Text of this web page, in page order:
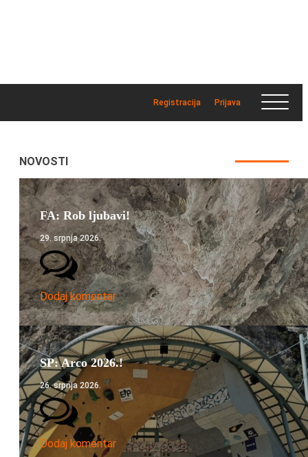
Registracija Prijava
NOVOSTI
FA: Rob ljubavi!
29. srpnja 2026.
Dodaj komentar
SP: Arco 2026.!
26. srpnja 2026.
Dodaj komentar